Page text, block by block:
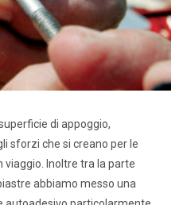
di appoggio,
sforzi che si creano per le
Inoltre tra la parte
abbiamo messo una